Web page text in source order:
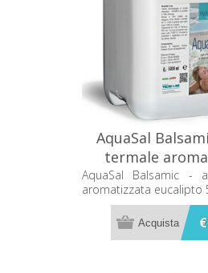
AquaSal
termale
eucalipto 5 lt
AquaSal Balsamic -
aromatizzata eucalipto